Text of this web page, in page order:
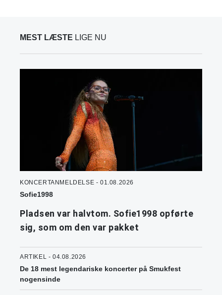
MEST LÆSTE LIGE NU
KONCERTANMELDELSE - 01.08.2026
Sofie1998
Pladsen var halvtom. Sofie1998 opførte
sig, som om den var pakket
ARTIKEL - 04.08.2026
De 18 mest legendariske koncerter på Smukfest
nogensinde